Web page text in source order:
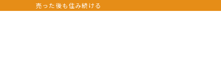
売った後も住み続ける